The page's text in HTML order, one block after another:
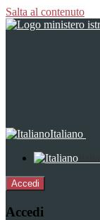
Salta al contenuto
Italiano
Accedi
Accedi